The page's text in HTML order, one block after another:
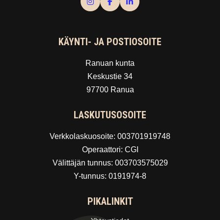
KÄYNTI- JA POSTIOSOITE
Ranuan kunta
Keskustie 34
97700 Ranua
LASKUTUSOSOITE
Verkkolaskuosoite: 003701919748
Operaattori: CGI
Välittäjän tunnus: 003703575029
Y-tunnus: 0191974-8
PIKALINKIT